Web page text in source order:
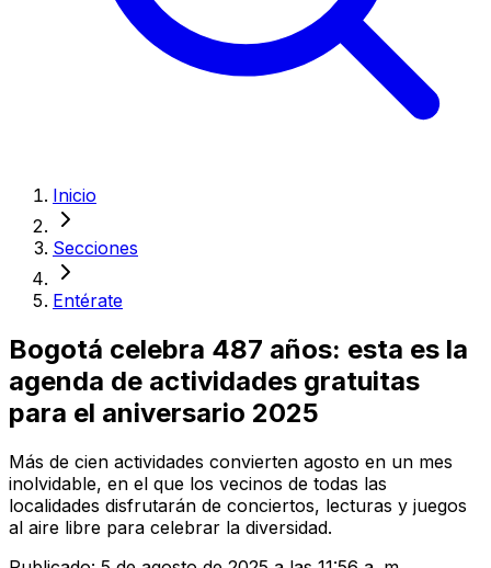
Inicio
Secciones
Entérate
Bogotá celebra 487 años: esta es la
agenda de actividades gratuitas
para el aniversario 2025
Más de cien actividades convierten agosto en un mes
inolvidable, en el que los vecinos de todas las
localidades disfrutarán de conciertos, lecturas y juegos
al aire libre para celebrar la diversidad.